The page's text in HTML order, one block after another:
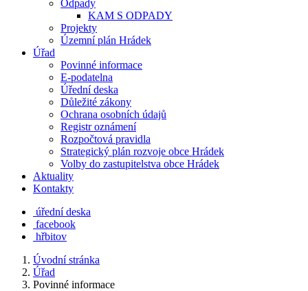
Odpady
KAM S ODPADY
Projekty
Územní plán Hrádek
Úřad
Povinné informace
E-podatelna
Úřední deska
Důležité zákony
Ochrana osobních údajů
Registr oznámení
Rozpočtová pravidla
Strategický plán rozvoje obce Hrádek
Volby do zastupitelstva obce Hrádek
Aktuality
Kontakty
úřední deska
facebook
hřbitov
Úvodní stránka
Úřad
Povinné informace